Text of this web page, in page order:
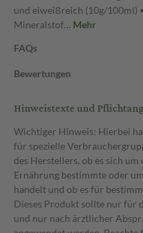
und eiweißreich (10g/100ml)
Mineralstof… Mehr
FAQs
Bewertungen
Hinweistexte und
Wichtiger Hinweis: Hierbei
für spezielle
des Herstellers, ob es sich
Ernährung bestimmte oder
handelt und ob es für
Dieses Produkt sollte nur für
und nur nach ärztlicher